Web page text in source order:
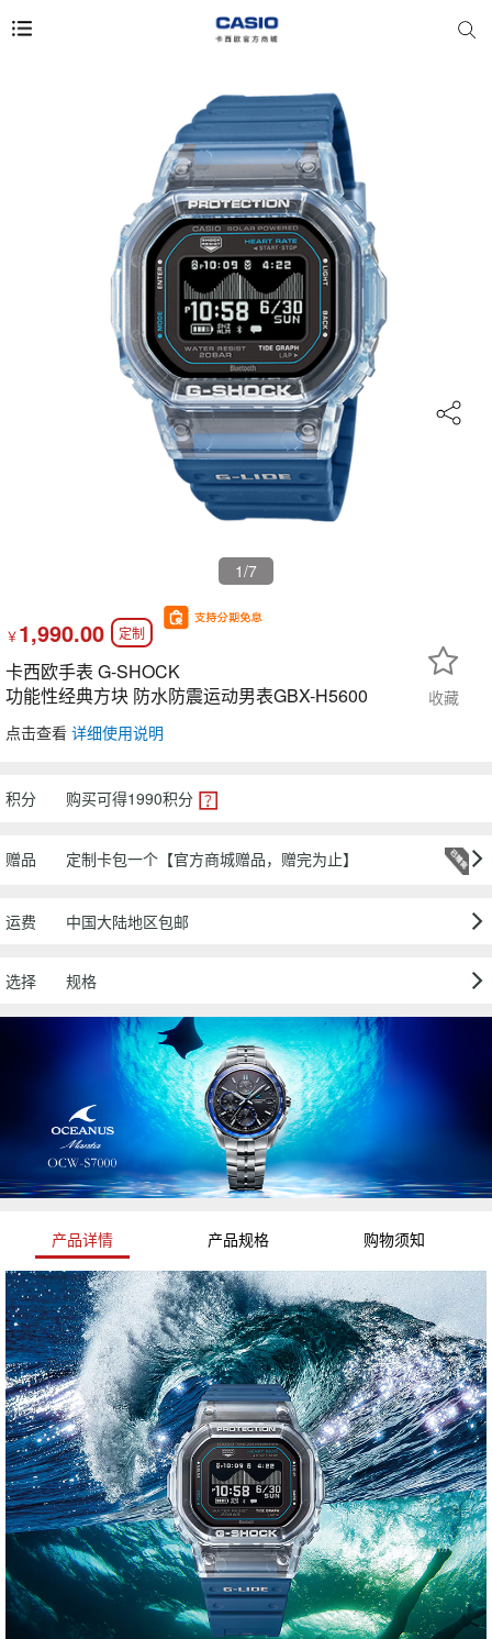
1/7
￥1,990.00 定制
卡西欧手表 G-SHOCK
功能性经典方块 防水防震运动男表GBX-H5600
点击查看 详细使用说明
收藏
积分 购买可得1990积分
赠品 定制卡包一个【官方商城赠品，赠完为止】
运费 中国大陆地区包邮
选择 规格
产品详情 产品规格 购物须知